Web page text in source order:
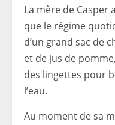
La mère de Casper
que le régime
d’un grand sac de
et de jus de
des lingettes pour
l’eau.
Au moment de sa